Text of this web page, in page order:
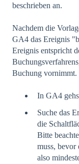
beschrieben an.
Nachdem die
GA4 das Ereignis
Ereignis entspricht
Buchung vornimmt.
In GA4
Suche das
die
Bitte
muss, bevor
also